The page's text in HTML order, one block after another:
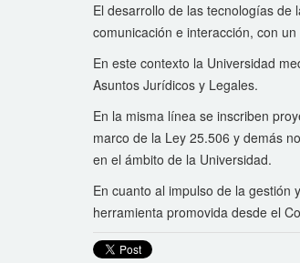
El desarrollo de las tecnologías de
comunicación e interacción, con
En este contexto la Universidad
Asuntos Jurídicos y Legales.
En la misma línea se inscriben
marco de la Ley 25.506 y demás
en el ámbito de la Universidad.
En cuanto al impulso de la gestión
herramienta promovida desde el